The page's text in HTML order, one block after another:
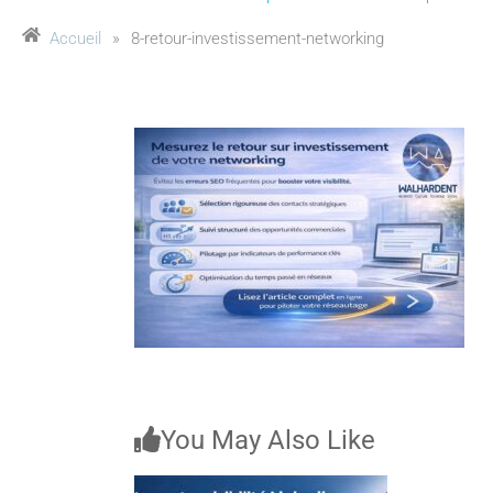
Accueil » 8-retour-investissement-networking
You May Also Like